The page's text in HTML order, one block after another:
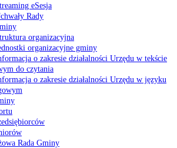
eSesja
Rady
organizacyjna
organizacyjne gminy
o zakresie działalności Urzędu w tekście
do czytania
o zakresie działalności Urzędu w języku
Rada Gminy